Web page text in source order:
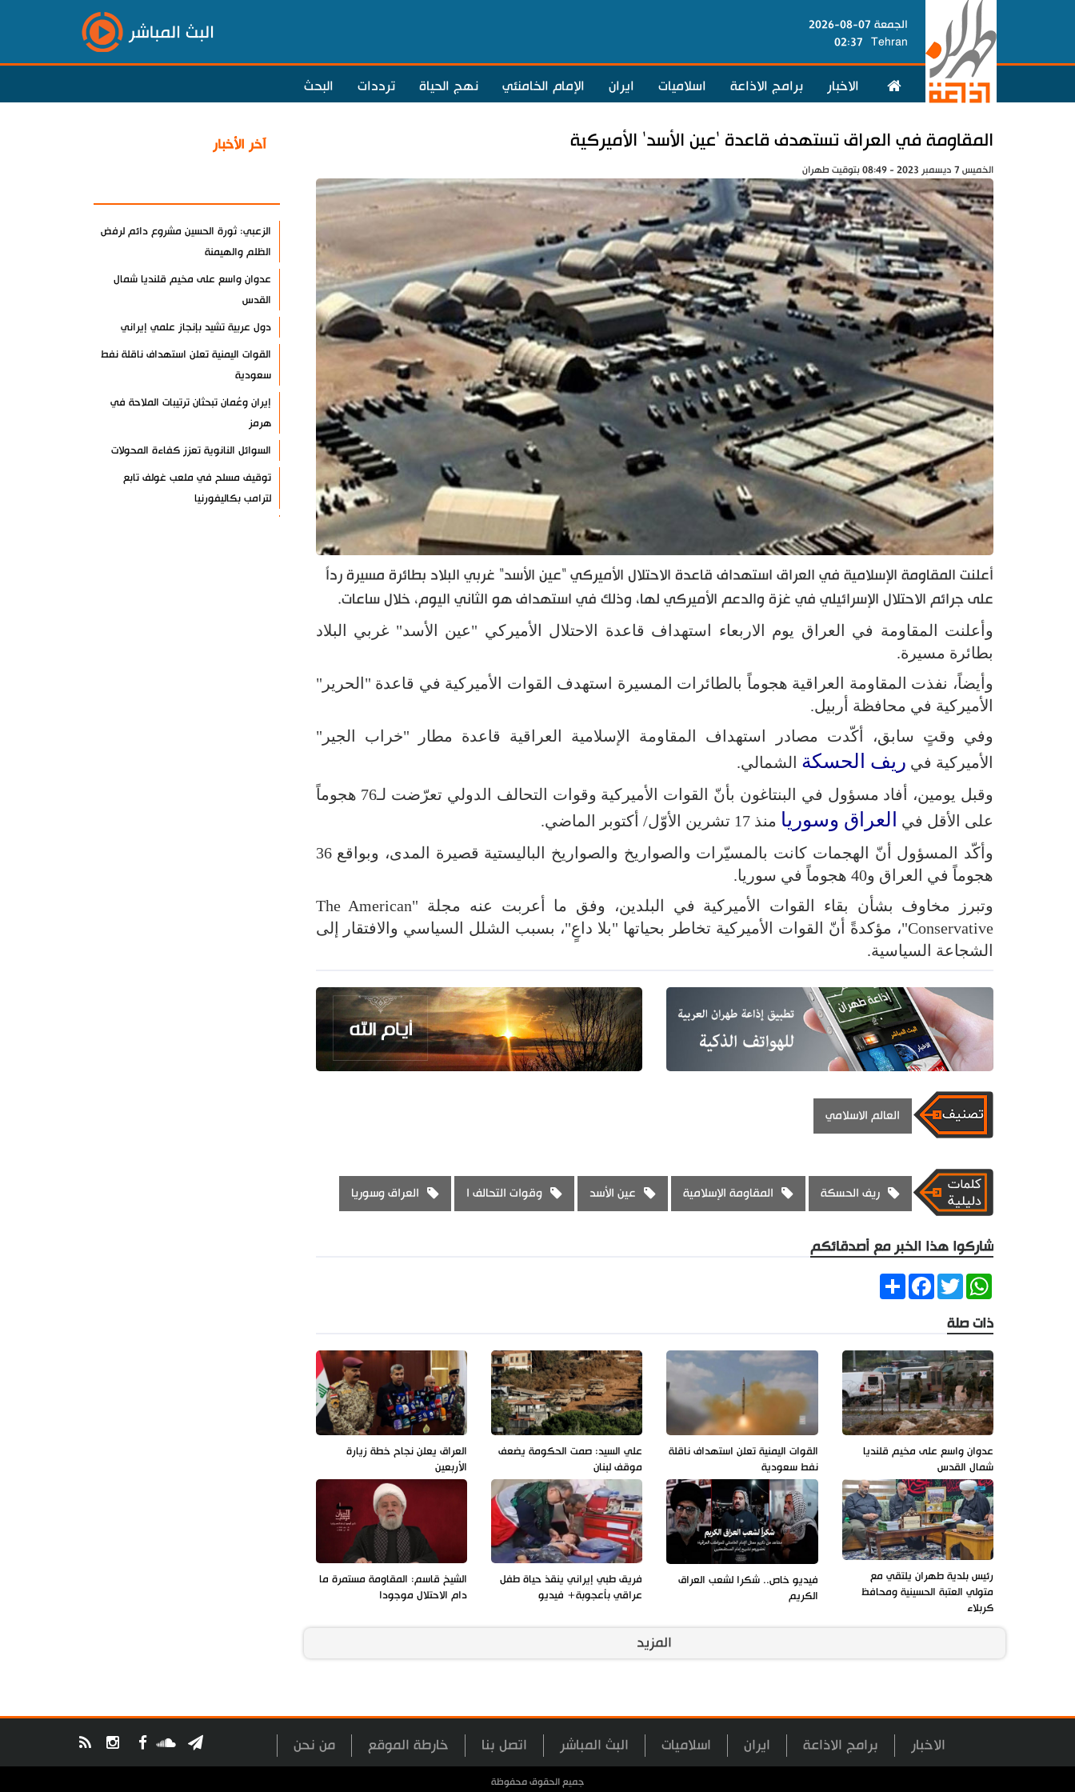
الجمعة 07-08-2026
Tehran
02:37 البث المباشر
الاخبار برامج الاذاعة اسلاميات ايران الإمام الخامنئي نهج الحياة ترددات البحث
المقاومة في العراق تستهدف قاعدة 'عين الأسد' الأميركية
الخميس 7 ديسمبر 2023 - 08:49 بتوقيت طهران
أعلنت المقاومة الإسلامية في العراق استهداف قاعدة الاحتلال الأميركي "عين الأسد" غربي البلاد بطائرة مسيرة رداً
على جرائم الاحتلال الإسرائيلي في غزة والدعم الأميركي لها، وذلك في استهداف هو الثاني اليوم، خلال ساعات.
وأعلنت المقاومة في العراق يوم الاربعاء استهداف قاعدة الاحتلال الأميركي "عين الأسد" غربي البلاد
بطائرة مسيرة.
وأيضاً، نفذت المقاومة العراقية هجوماً بالطائرات المسيرة استهدف القوات الأميركية في قاعدة "الحرير"
الأميركية في محافظة أربيل.
وفي وقتٍ سابق، أكّدت مصادر استهداف المقاومة الإسلامية العراقية قاعدة مطار "خراب الجير"
الأميركية في ريف الحسكة الشمالي.
وقبل يومين، أفاد مسؤول في البنتاغون بأنّ القوات الأميركية وقوات التحالف الدولي تعرّضت لـ76 هجوماً
على الأقل في
العراق وسوريا منذ 17 تشرين الأوّل/ أكتوبر الماضي.
وأكّد المسؤول أنّ الهجمات كانت بالمسيّرات والصواريخ والصواريخ الباليستية قصيرة المدى، وبواقع 36
هجوماً في العراق و40 هجوماً في سوريا.
وتبرز مخاوف بشأن بقاء القوات الأميركية في البلدين، وفق ما أعربت عنه مجلة "The American
Conservative"، مؤكدةً أنّ القوات الأميركية تخاطر بحياتها "بلا داعٍ"، بسبب الشلل السياسي والافتقار إلى
الشجاعة السياسية.
العالم الاسلامي
ريف الحسكة المقاومة الإسلامية عين الأسد وقوات التحالف ا العراق وسوريا
شاركوا هذا الخبر مع أصدقائكم
ShareFacebookTwitter
WhatsApp
ذات صلة
عدوان واسع على مخيم قلنديا
شمال القدس
القوات اليمنية تعلن استهداف ناقلة
نفط سعودية
علي السيد: صمت الحكومة يضعف
موقف لبنان
العراق يعلن نجاح خطة زيارة
الأربعين
رئيس بلدية طهران يلتقي مع
متولي العتبة الحسينية ومحافظ
كربلاء
فيديو خاص.. شكرا لشعب العراق
الكريم
فريق طبي إيراني ينقذ حياة طفل
عراقي بأعجوبة+ فيديو
الشيخ قاسم: المقاومة مستمرة ما
دام الاحتلال موجودا
المزيد
آخر الأخبار
الزعبي: ثورة الحسين مشروع دائم لرفض
الظلم والهيمنة
عدوان واسع على مخيم قلنديا شمال
القدس
دول عربية تشيد بإنجاز علمي إيراني
القوات اليمنية تعلن استهداف ناقلة نفط
سعودية
إيران وعُمان تبحثان ترتيبات الملاحة في
هرمز
السوائل النانوية تعزز كفاءة المحولات
توقيف مسلح في ملعب غولف تابع
لترامب بكاليفورنيا
الاخبار برامج الاذاعة ايران اسلاميات البث المباشر اتصل بنا خارطة الموقع من نحن
جميع الحقوق محفوظة